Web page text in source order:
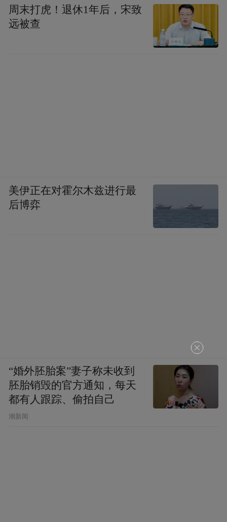
周末打虎！退休1年后，宋致
远被查
美伊正在对霍尔木兹进行最
后博弈
“婚外胚胎案”妻子称未收到
胚胎销毁的官方通知，每天
都有人跟踪、偷拍自己
潮新闻